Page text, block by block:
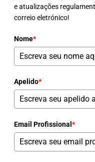
e atualizações
correio eletrónico!
Nome*
Apelido*
Email Profissional *